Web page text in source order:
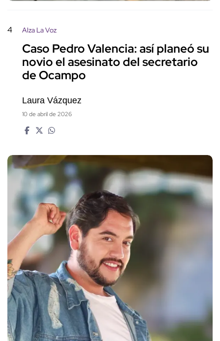
4 Alza La Voz
Caso Pedro Valencia: así planeó su
novio el asesinato del secretario
de Ocampo
Laura Vázquez
10 de abril de 2026